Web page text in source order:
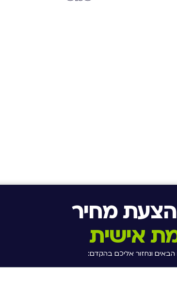
מחיר
אישית
ונחזור אליכם בהקדם: